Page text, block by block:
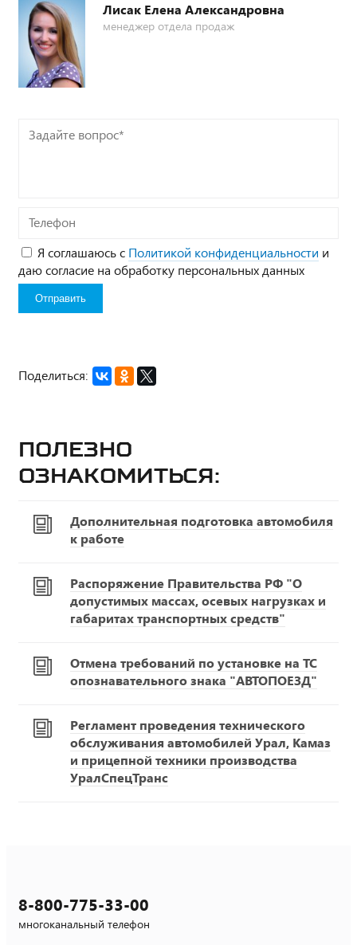
Лисак Елена Александровна
менеджер отдела продаж
Задайте
Телефон
Я соглашаюсь с Политикой конфиденциальности и
даю согласие на обработку персональных данных
Поделиться:
Полезно
ознакомиться:
Дополнительная подготовка автомобиля
к работе
Распоряжение Правительства РФ "О
допустимых массах, осевых нагрузках и
габаритах транспортных средств"
Отмена требований по установке на ТС
опознавательного знака "АВТОПОЕЗД"
Регламент проведения технического
обслуживания автомобилей Урал, Камаз
и прицепной техники производства
УралСпецТранс
8-800-775-33-00
многоканальный телефон